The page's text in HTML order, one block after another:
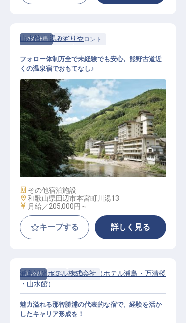
契約社員 宿泊 フロント
フロント│未経験OK／熊野古道近く
／賞与年2回／単身寮月3,300円～
山水館 川湯みどりや
フォロー体制万全で未経験でも安心。熊野古道近
くの温泉宿でおもてなし♪
施設業態
その他宿泊施設
勤務地
和歌山県田辺市本宮町川湯13
給与
月給／205,000円～
キープする 詳しく見る
正社員 宿泊 フロント
浦島観光ホテル株式会社（ホテル浦島・万清楼
・山水館）
魅力溢れる那智勝浦の代表的な宿で、経験を活か
したキャリア形成を！